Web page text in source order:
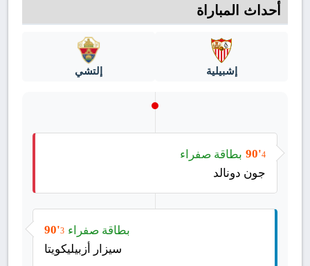
أحداث المباراة
إشبيلية إلتشي
90'4
بطاقة صفراء
جون دونالد
90'3 بطاقة صفراء
سيزار أزبيليكويتا